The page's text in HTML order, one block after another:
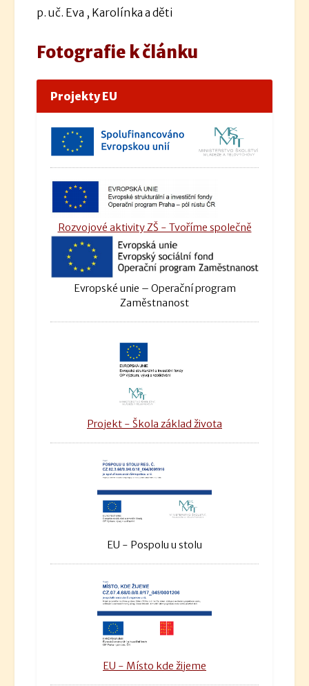
p. uč. Eva , Karolínka a děti
Fotografie k článku
Projekty EU
Rozvojové aktivity ZŠ - Tvoříme společně
Evropské unie – Operační program
Zaměstnanost
Projekt - Škola základ života
EU - Pospolu u stolu
EU - Místo kde žijeme